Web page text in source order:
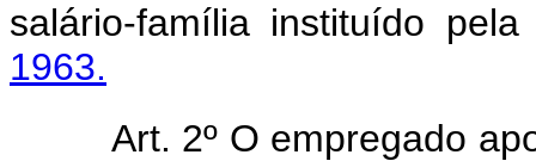
salário-família instituído
1963.
Art. 2º O empregado